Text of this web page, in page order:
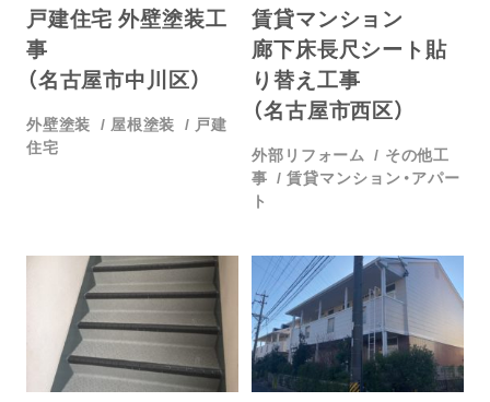
戸建住宅 外壁塗装工
事
（名古屋市中川区）
外壁塗装 屋根塗装
戸建
住宅
賃貸マンション
廊下床長尺シート貼
り替え工事
（名古屋市西区）
外部リフォーム
その他工
事
賃貸マンション・アパー
ト